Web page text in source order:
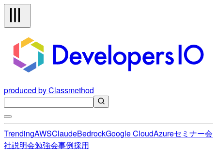
produced by Classmethod
TrendingAWSClaudeBedrockGoogle CloudAzureセミナー会
社説明会勉強会事例採用